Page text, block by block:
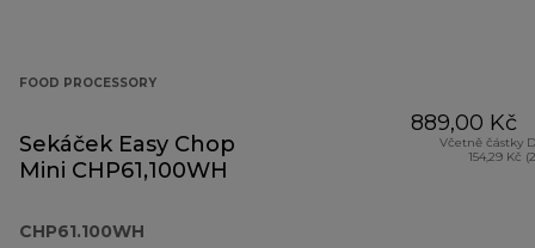
FOOD PROCESSORY
Sekáček Easy Chop
Mini CHP61,100WH
CHP61.100WH
889,00 Kč
Včetně částky
154,29 Kč